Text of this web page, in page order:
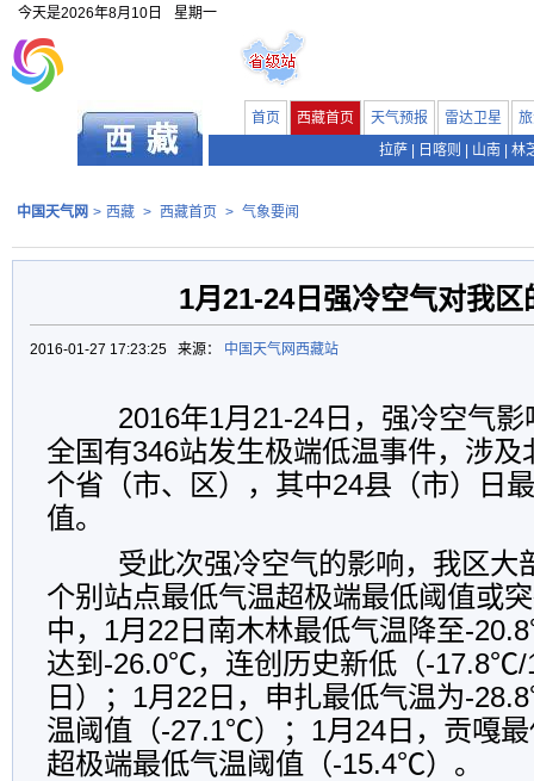
今天是2026年8月10日 星期一
首页 西藏首页 天气预报 雷达卫星
拉萨
日喀则 山南 林
中国天气网 > 西藏 > 西藏首页 > 气象要闻
1月21-24日强冷空气对我区
2016-01-27 17:23:25 来源： 中国天气网西藏站
2016年1月21-24日，强冷空气影
全国有346站发生极端低温事件，涉及
个省（市、区），其中24县（市）日
值。
受此次强冷空气的影响，我区大
个别站点最低气温超极端最低阈值或
中，1月22日南木林最低气温降至-
达到-26.0℃，连创历史新低（-17.8℃/
日）；1月22日，申扎最低气温为-
温阈值（-27.1℃）；1月24日，贡嘎
超极端最低气温阈值（-15.4℃）。